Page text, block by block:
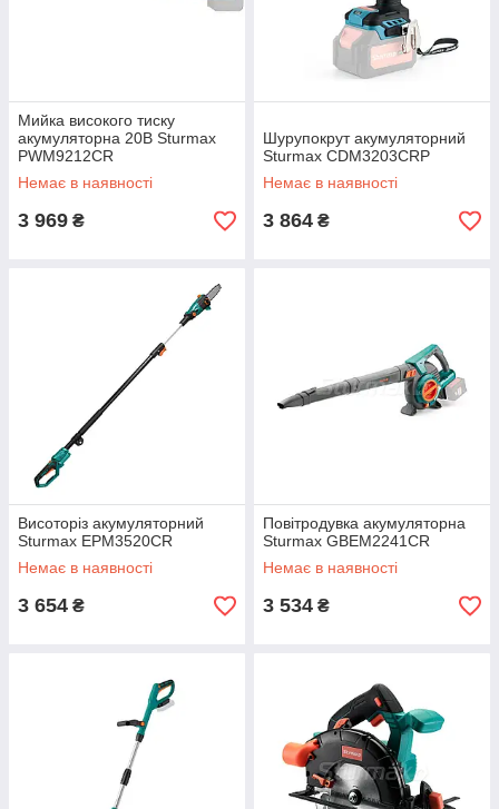
Мийка високого тиску
акумуляторна 20В Sturmax
PWM9212CR
Немає в наявності
3 969 ₴
Шурупокрут акумуляторний
Sturmax CDM3203CRP
Немає в наявності
3 864 ₴
Висоторіз акумуляторний
Sturmax EPM3520CR
Немає в наявності
3 654 ₴
Повітродувка акумуляторна
Sturmax GBEM2241CR
Немає в наявності
3 534 ₴